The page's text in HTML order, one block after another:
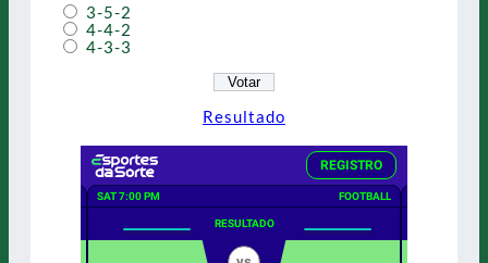
3-5-2
4-4-2
4-3-3
Resultado